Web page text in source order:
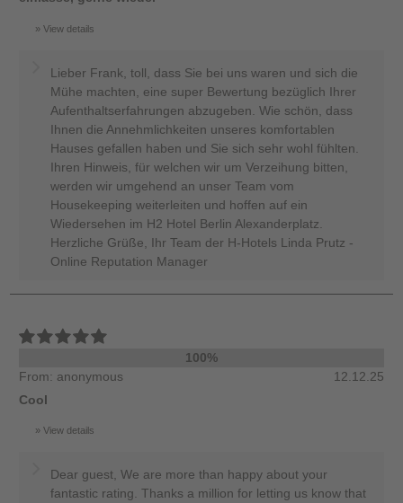
View details
Lieber Frank, toll, dass Sie bei uns waren und sich die
Mühe machten, eine super Bewertung bezüglich Ihrer
Aufenthaltserfahrungen abzugeben. Wie schön, dass
Ihnen die Annehmlichkeiten unseres komfortablen
Hauses gefallen haben und Sie sich sehr wohl fühlten.
Ihren Hinweis, für welchen wir um Verzeihung bitten,
werden wir umgehend an unser Team vom
Housekeeping weiterleiten und hoffen auf ein
Wiedersehen im H2 Hotel Berlin Alexanderplatz.
Herzliche Grüße, Ihr Team der H-Hotels Linda Prutz -
Online Reputation Manager
100%
From: anonymous
12.12.25
Cool
View details
Dear guest, We are more than happy about your
fantastic rating. Thanks a million for letting us know that